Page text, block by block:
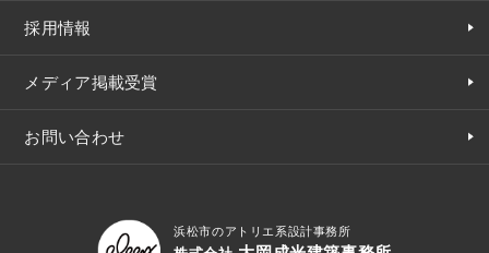
採用情報
メディア掲載受賞
お問い合わせ
浜松市のアトリエ系設計事務所